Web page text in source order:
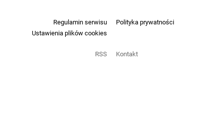
Regulamin serwisu
Polityka prywatności
Ustawienia plików cookies
RSS Kontakt